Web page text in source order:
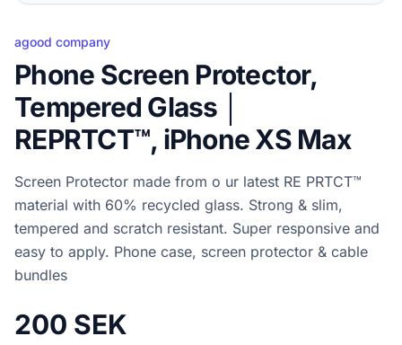
agood company
Phone Screen Protector,
Tempered Glass │
REPRTCT™, iPhone XS Max
Screen Protector made from o ur latest RE PRTCT™
material with 60% recycled glass. Strong & slim,
tempered and scratch resistant. Super responsive and
easy to apply. Phone case, screen protector & cable
bundles
200 SEK